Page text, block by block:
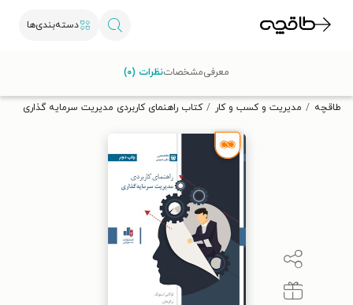
دسته‌بندی‌ها
تخفیف از طاقچه دریافت کن.
طاقچه مدیریت و کسب و کار کتاب راهنمای کاربردی مدیریت سرمایه گذاری
معرفیمشخصاتنظرات (۰)